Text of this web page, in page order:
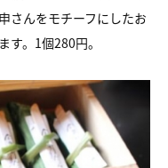
さんをモチーフにしたお
す。1個280円。